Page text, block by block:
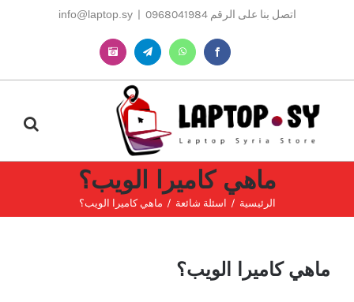
اتصل بنا على الرقم 0968041984 |
info@laptop.sy
Facebook
WhatsApp
Telegram
Instagram
ماهي كاميرا الويب؟
الرئيسية اسئلة شائعة ماهي كاميرا الويب؟
ماهي كاميرا الويب؟